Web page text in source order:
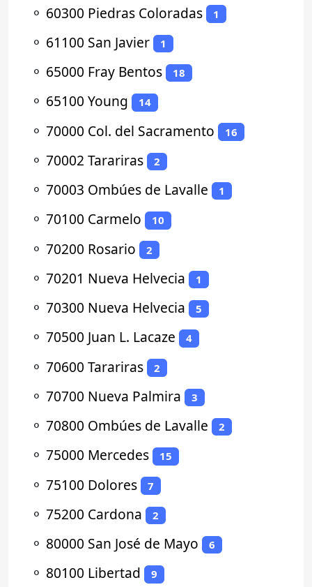
⚬ 60300 Piedras Coloradas 1
⚬ 61100 San Javier 1
⚬ 65000 Fray Bentos 18
⚬ 65100 Young 14
⚬ 70000 Col. del Sacramento 16
⚬ 70002 Tarariras 2
⚬ 70003 Ombúes de Lavalle 1
⚬ 70100 Carmelo 10
⚬ 70200 Rosario 2
⚬ 70201 Nueva Helvecia 1
⚬ 70300 Nueva Helvecia 5
⚬ 70500 Juan L. Lacaze 4
⚬ 70600 Tarariras 2
⚬ 70700 Nueva Palmira 3
⚬ 70800 Ombúes de Lavalle 2
⚬ 75000 Mercedes 15
⚬ 75100 Dolores 7
⚬ 75200 Cardona 2
⚬ 80000 San José de Mayo 6
⚬ 80100 Libertad 9